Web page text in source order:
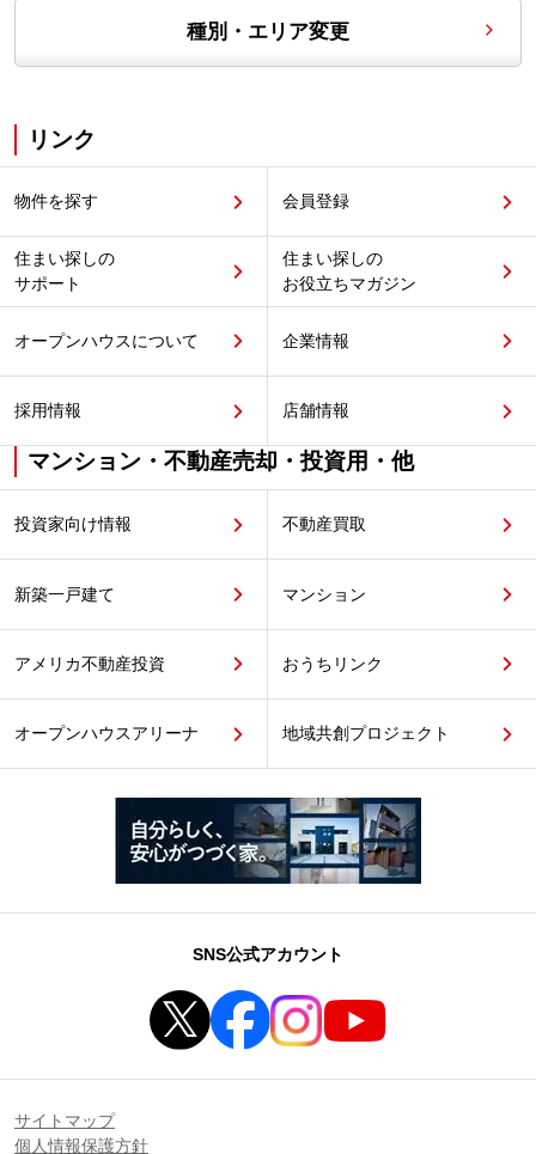
種別・エリア変更
リンク
物件を探す 会員登録
住まい探しの
サポート
住まい探しの
お役立ちマガジン
オープンハウスについて 企業情報
採用情報 店舗情報
マンション・不動産売却・投資用・他
投資家向け情報 不動産買取
新築一戸建て マンション
アメリカ不動産投資 おうちリンク
オープンハウスアリーナ 地域共創プロジェクト
SNS公式アカウント
サイトマップ
個人情報保護方針